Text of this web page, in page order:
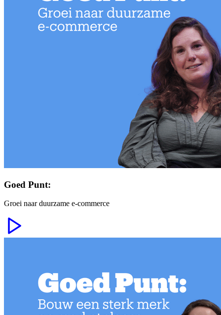
Goed Punt:
Groei naar duurzame e-commerce